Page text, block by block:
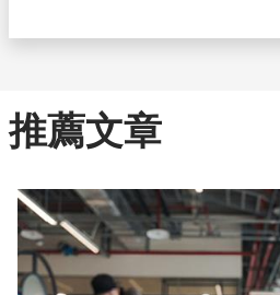
推薦文章